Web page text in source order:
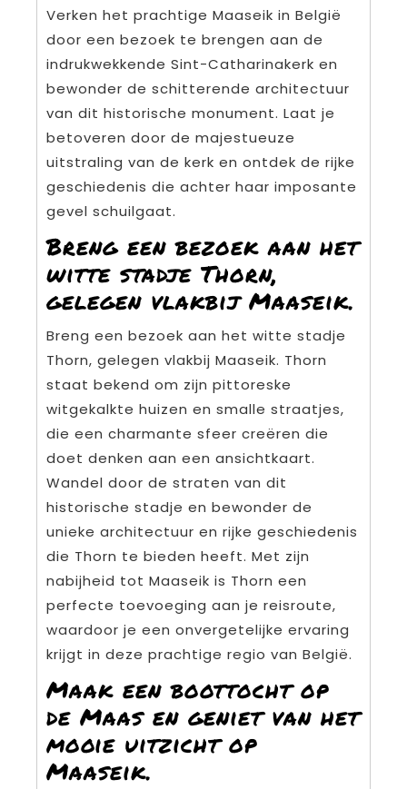
Verken het prachtige Maaseik in België
door een bezoek te brengen aan de
indrukwekkende Sint-Catharinakerk en
bewonder de schitterende architectuur
van dit historische monument. Laat je
betoveren door de majestueuze
uitstraling van de kerk en ontdek de rijke
geschiedenis die achter haar imposante
gevel schuilgaat.
Breng een bezoek aan het
witte stadje Thorn,
gelegen vlakbij Maaseik.
Breng een bezoek aan het witte stadje
Thorn, gelegen vlakbij Maaseik. Thorn
staat bekend om zijn pittoreske
witgekalkte huizen en smalle straatjes,
die een charmante sfeer creëren die
doet denken aan een ansichtkaart.
Wandel door de straten van dit
historische stadje en bewonder de
unieke architectuur en rijke geschiedenis
die Thorn te bieden heeft. Met zijn
nabijheid tot Maaseik is Thorn een
perfecte toevoeging aan je reisroute,
waardoor je een onvergetelijke ervaring
krijgt in deze prachtige regio van België.
Maak een boottocht op
de Maas en geniet van het
mooie uitzicht op
Maaseik.